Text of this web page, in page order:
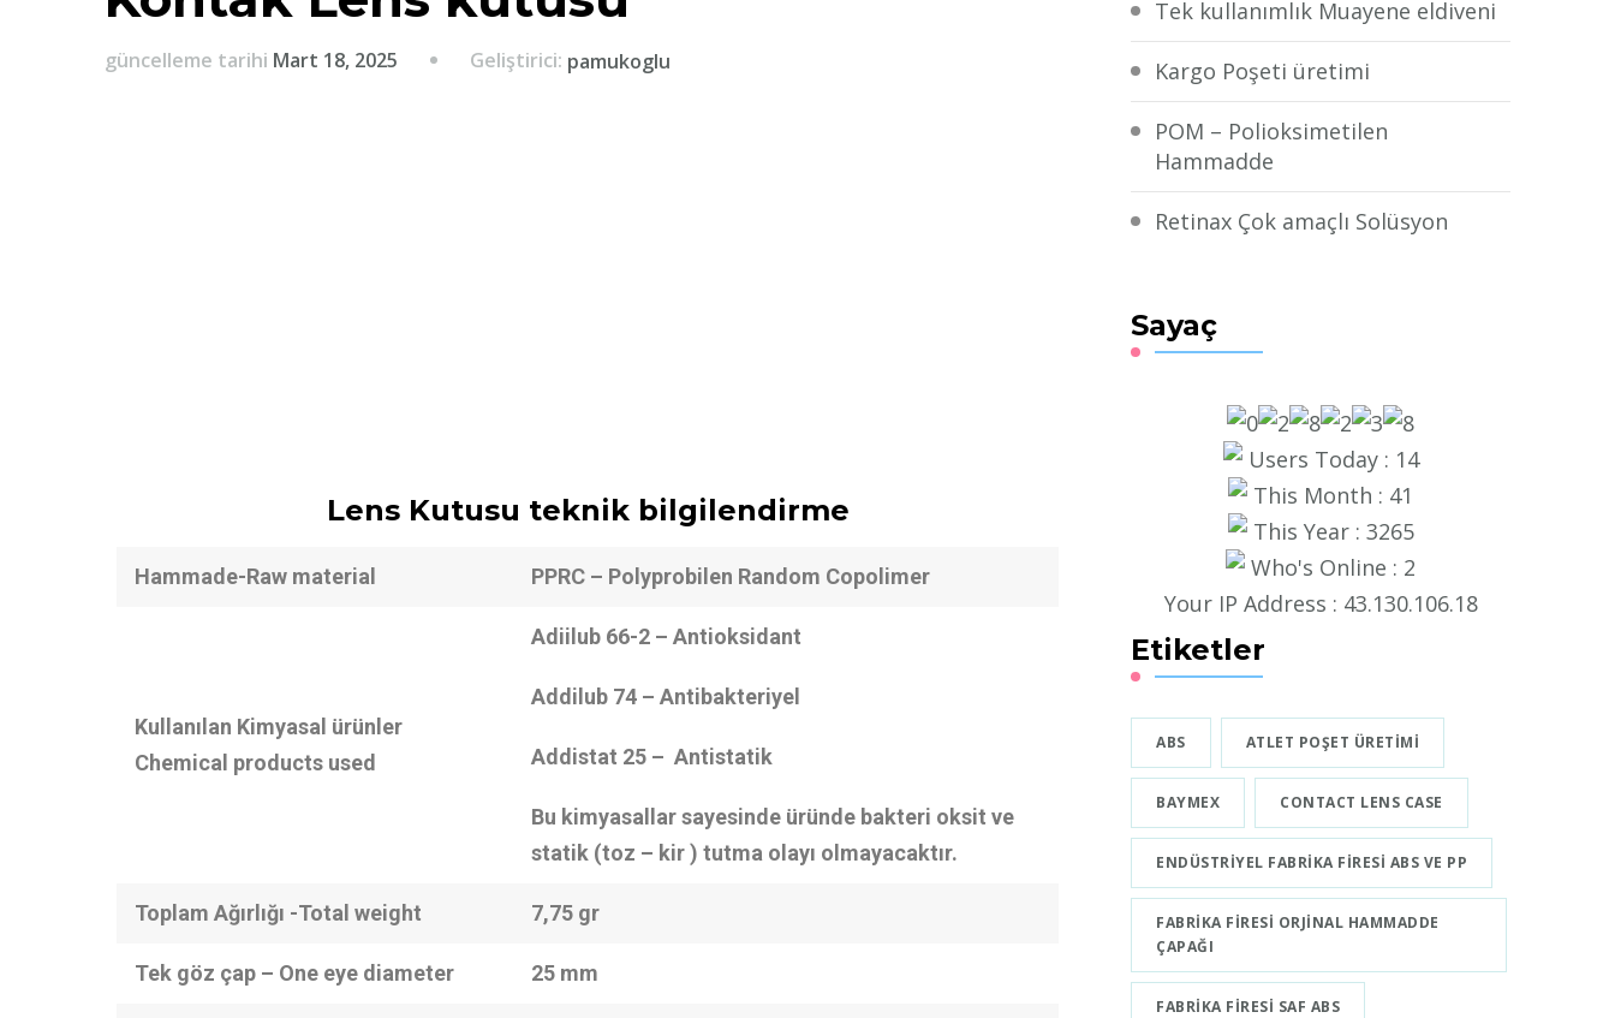
güncelleme tarihi Mart 18, 2025 Geliştirici: pamukoglu
Lens Kutusu teknik bilgilendirme
Hammade-Raw material PPRC – Polyprobilen Random Copolimer
Kullanılan Kimyasal ürünler
Chemical products used
Adiilub 66-2 – Antioksidant
Addilub 74 – Antibakteriyel
Addistat 25 – Antistatik
Bu kimyasallar sayesinde üründe bakteri oksit ve
statik (toz – kir ) tutma olayı olmayacaktır.
Toplam Ağırlığı -Total weight 7,75 gr
Tek göz çap – One eye diameter 25 mm
Tek kullanımlık Muayene eldiveni
Kargo Poşeti üretimi
POM – Polioksimetilen
Hammadde
Retinax Çok amaçlı Solüsyon
Sayaç
Users Today : 14
This Month : 41
This Year : 3265
Who's Online : 2
Your IP Address : 43.130.106.18
Etiketler
ABS ATLET POŞET ÜRETIMI
BAYMEX CONTACT LENS CASE
ENDÜSTRIYEL FABRIKA FIRESI ABS VE PP
FABRIKA FIRESI ORJINAL HAMMADDE
ÇAPAĞI
FABRIKA FIRESI SAF ABS